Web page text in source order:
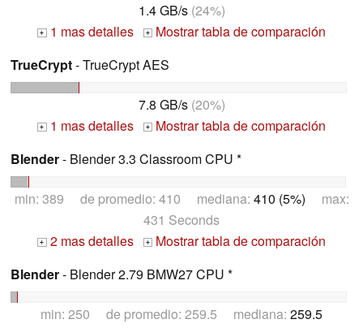
1.4 GB/s(24%)
+ 1 mas detalles +
Mostrar tabla de comparación
TrueCrypt- TrueCrypt AES
7.8 GB/s(20%)
+ 1 mas detalles +
Mostrar tabla de comparación
Blender- Blender 3.3 Classroom CPU *
min: 389 de promedio: 410 mediana: 410 (5%) max:
431 Seconds
+ 2 mas detalles +
Mostrar tabla de comparación
Blender- Blender 2.79 BMW27 CPU *
min: 250 de promedio: 259.5 mediana: 259.5